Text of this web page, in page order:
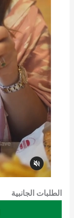
الطلبات الجانبية